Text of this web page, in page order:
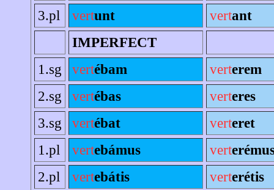
3.pl
vertunt vertant
IMPERFECT
1.sg
vertébam verterem
2.sg
vertébas verteres
3.sg
vertébat verteret
1.pl
vertebámus vert
2.pl
vertebátis verterétis